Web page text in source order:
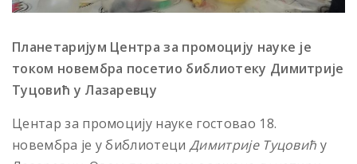
Планетаријум Центра за промоцију науке је
током новембра посетио библиотеку Димитрије
Туцовић у Лазаревцу
Центар за промоцију науке гостовао 18.
новембра је у библиотеци Димитрије Туцовић у